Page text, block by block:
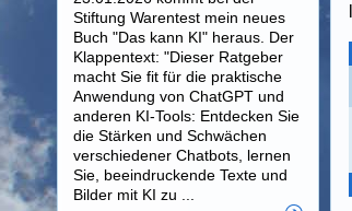
Stiftung Warentest mein neues
Buch "Das kann KI" heraus. Der
Klappentext: "Dieser Ratgeber
macht Sie fit für die praktische
Anwendung von ChatGPT und
anderen KI-Tools: Entdecken Sie
die Stärken und Schwächen
verschiedener Chatbots, lernen
Sie, beeindruckende Texte und
Bilder mit KI zu ...